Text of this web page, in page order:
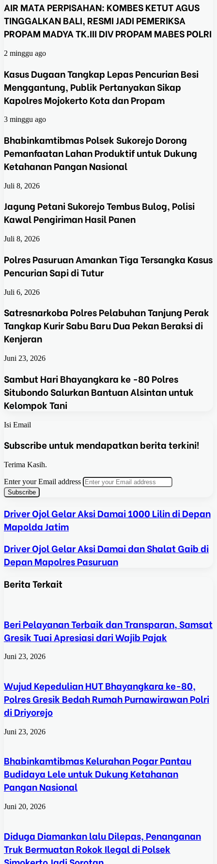
AIR MATA PERPISAHAN: KOMBES KETUT AGUS
TINGGALKAN BALI, RESMI JADI PEMERIKSA
PROPAM MADYA TK.III DIV PROPAM MABES POLRI
2 minggu ago
Kasus Dugaan Tangkap Lepas Pencurian Besi
Menggantung, Publik Pertanyakan Sikap
Kapolres Mojokerto Kota dan Propam
3 minggu ago
Bhabinkamtibmas Polsek Sukorejo Dorong
Pemanfaatan Lahan Produktif untuk Dukung
Ketahanan Pangan Nasional
Juli 8, 2026
Jagung Petani Sukorejo Tembus Bulog, Polisi
Kawal Pengiriman Hasil Panen
Juli 8, 2026
Polres Pasuruan Amankan Tiga Tersangka Kasus
Pencurian Sapi di Tutur
Juli 6, 2026
Satresnarkoba Polres Pelabuhan Tanjung Perak
Tangkap Kurir Sabu Baru Dua Pekan Beraksi di
Kenjeran
Juni 23, 2026
Sambut Hari Bhayangkara ke -80 Polres
Situbondo Salurkan Bantuan Alsintan untuk
Kelompok Tani
Isi Email
Subscribe untuk mendapatkan berita terkini!
Terima Kasih.
Enter your Email address
Driver Ojol Gelar Aksi Damai 1000 Lilin di Depan
Mapolda Jatim
Driver Ojol Gelar Aksi Damai dan Shalat Gaib di
Depan Mapolres Pasuruan
Berita Terkait
Beri Pelayanan Terbaik dan Transparan, Samsat
Gresik Tuai Apresiasi dari Wajib Pajak
Juni 23, 2026
Wujud Kepedulian HUT Bhayangkara ke-80,
Polres Gresik Bedah Rumah Purnawirawan Polri
di Driyorejo
Juni 23, 2026
Bhabinkamtibmas Kelurahan Pogar Pantau
Budidaya Lele untuk Dukung Ketahanan
Pangan Nasional
Juni 20, 2026
Diduga Diamankan lalu Dilepas, Penanganan
Truk Bermuatan Rokok Ilegal di Polsek